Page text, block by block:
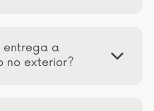
entrega a
no exterior?